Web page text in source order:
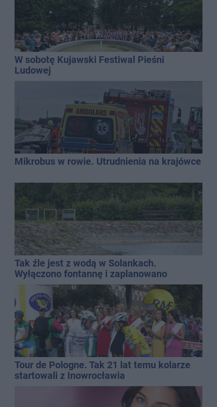
W sobotę Kujawski Festiwal Pieśni
Ludowej
Mikrobus w rowie. Utrudnienia na krajówce
Tak źle jest z wodą w Solankach.
Wyłączono fontannę i zaplanowano
dolewkę
Tour de Pologne. Tak 21 lat temu kolarze
startowali z Inowrocławia